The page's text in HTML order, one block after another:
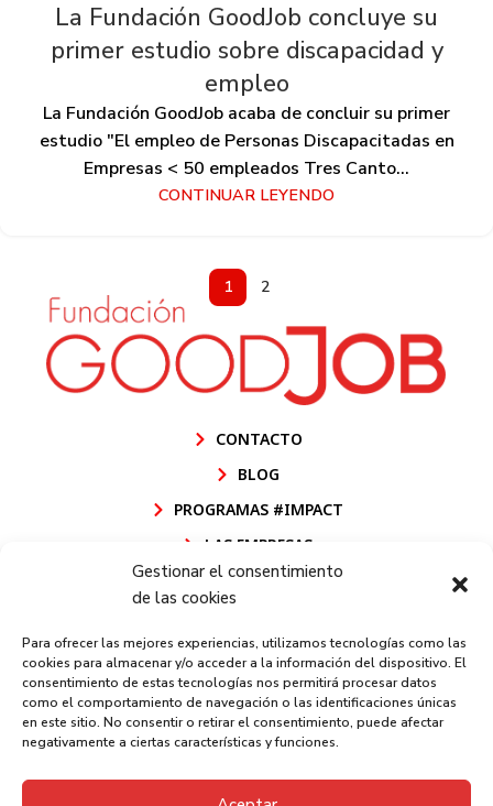
Gestionar el consentimiento
de las cookies
Para ofrecer las mejores experiencias, utilizamos tecnologías como las
cookies para almacenar y/o acceder a la información del dispositivo. El
consentimiento de estas tecnologías nos permitirá procesar datos
como el comportamiento de navegación o las identificaciones únicas
en este sitio. No consentir o retirar el consentimiento, puede afectar
negativamente a ciertas características y funciones.
La Fundación GoodJob concluye su
primer estudio sobre discapacidad y
empleo
La Fundación GoodJob acaba de concluir su primer
estudio "El empleo de Personas Discapacitadas en
Empresas < 50 empleados Tres Canto...
CONTINUAR LEYENDO
1 2
CONTACTO
BLOG
PROGRAMAS #IMPACT
LAS EMPRESAS
POLÍTICA DE CALIDAD FUNDACIÓN GOODJOB
AVISO LEGAL
POLÍTICA DE PRIVACIDAD
POLÍTICA DE COOKIES